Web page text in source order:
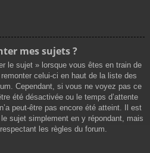
mes sujets ?
le sujet » lorsque vous êtes en train de
celui-ci en haut de la liste des
Cependant, si vous ne voyez pas ce
été désactivée ou le temps d’attente
peut-être pas encore été atteint. Il est
sujet simplement en y répondant, mais
les règles du forum.